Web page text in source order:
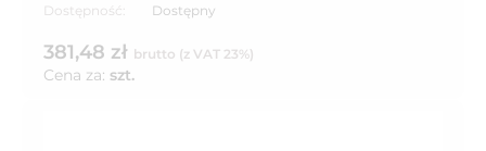
Dostępność:
Dostępny
381,48 zł brutto (z VAT 23%)
Cena za: szt.